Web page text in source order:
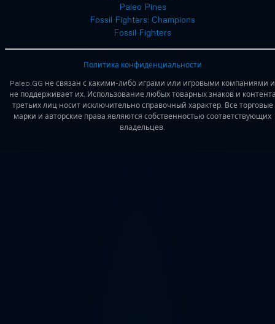
Paleo Pines
Fossil Fighters: Champions
Fossil Fighters
Paleo.GG не связан с какими-либо играми или игровыми компаниями и
не поддерживает их. Использование любых товарных знаков и
третьих лиц носит исключительно справочный характер. Все торговые
марки и авторские права являются собственностью соответствующих
владельцев.
Политика конфиденциальности